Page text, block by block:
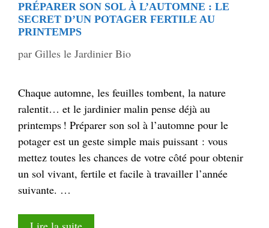
PRÉPARER SON SOL À L’AUTOMNE : LE
SECRET D’UN POTAGER FERTILE AU
PRINTEMPS
par Gilles le Jardinier Bio
Chaque automne, les feuilles tombent, la nature
ralentit… et le jardinier malin pense déjà au
printemps ! Préparer son sol à l’automne pour le
potager est un geste simple mais puissant : vous
mettez toutes les chances de votre côté pour obtenir
un sol vivant, fertile et facile à travailler l’année
suivante. …